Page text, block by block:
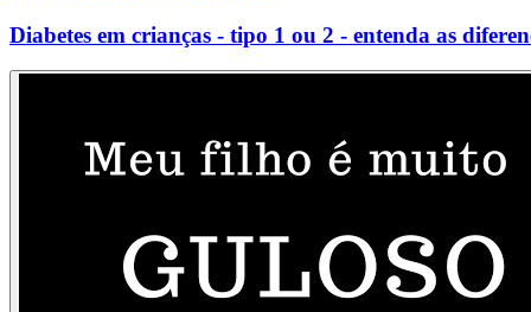
Diabetes em crianças - tipo 1 ou 2 - entenda as